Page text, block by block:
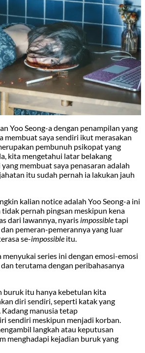
Yoo Seong-a dengan penampilan yang
membuat saya sendiri ikut merasakan
pembunuh psikopat yang
kita mengetahui latar belakang
membuat saya penasaran adalah
itu sudah pernah ia lakukan jauh
kalian notice adalah Yoo Seong-a ini
pernah pingsan meskipun kena
dari lawannya, nyaris impossibletapi
pemeran-pemerannya yang luar
se-impossible itu.
menyukai series ini dengan emosi-emosi
terutama dengan peribahasanya
buruk itu hanya kebetulan kita
diri sendiri, seperti katak yang
manusia tetap
sendiri meskipun menjadi korban.
langkah atau keputusan
menghadapi kejadian buruk yang